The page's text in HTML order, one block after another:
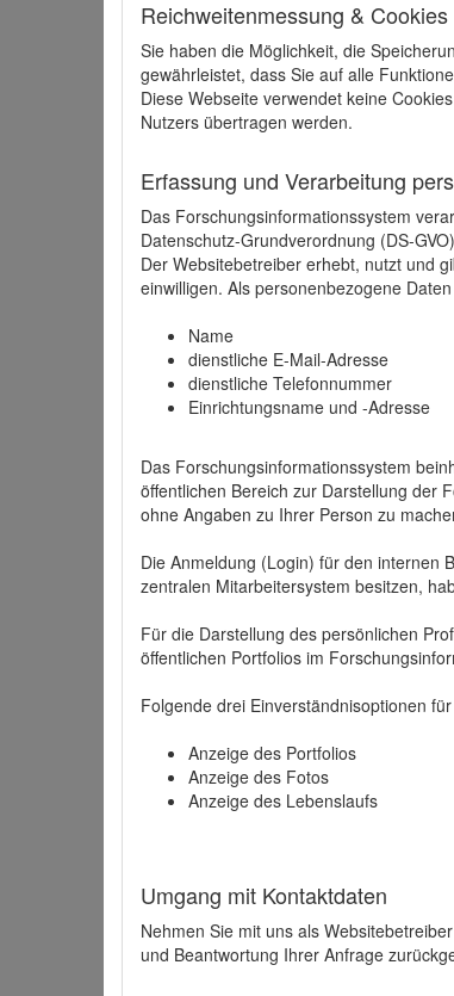
Reichweitenmessung & Cookies
Sie haben die Möglichkeit, die
gewährleistet, dass Sie auf alle
Diese Webseite verwendet keine
Nutzers übertragen werden.
Erfassung und Verarbeitung
Das Forschungsinformationssystem
Datenschutz-Grundverordnung (DS-
Der Websitebetreiber erhebt, nutzt und
einwilligen. Als personenbezogene
Name
dienstliche E-Mail-Adresse
dienstliche Telefonnummer
Einrichtungsname und -Adresse
Das Forschungsinformationssystem
öffentlichen Bereich zur Darstellung der
ohne Angaben zu Ihrer Person zu
Die Anmeldung (Login) für den internen
zentralen Mitarbeitersystem besitzen,
Für die Darstellung des persönlichen
öffentlichen Portfolios im
Folgende drei Einverständnisoptionen
Anzeige des Portfolios
Anzeige des Fotos
Anzeige des Lebenslaufs
Umgang mit Kontaktdaten
Nehmen Sie mit uns als
und Beantwortung Ihrer Anfrage